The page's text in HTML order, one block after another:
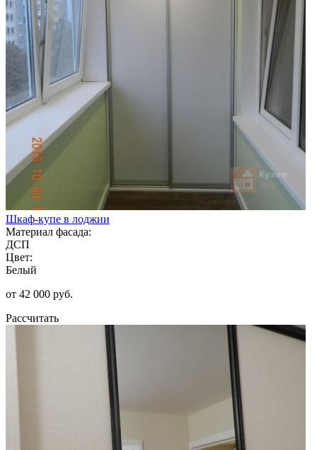
Шкаф-купе в лоджии
Материал фасада:
ДСП
Цвет:
Белый
от 42 000 руб.
Рассчитать